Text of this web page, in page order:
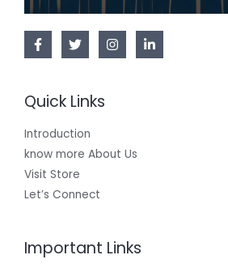
Quick Links
Introduction
know more About Us
Visit Store
Let’s Connect
Important Links